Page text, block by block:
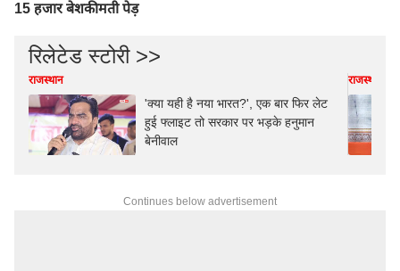
15 हजार बेशकीमती पेड़
रिलेटेड स्टोरी >>
राजस्थान
'क्या यही है नया भारत?', एक बार फिर लेट
हुई फ्लाइट तो सरकार पर भड़के हनुमान
बेनीवाल
राजस्थान
Continues below advertisement